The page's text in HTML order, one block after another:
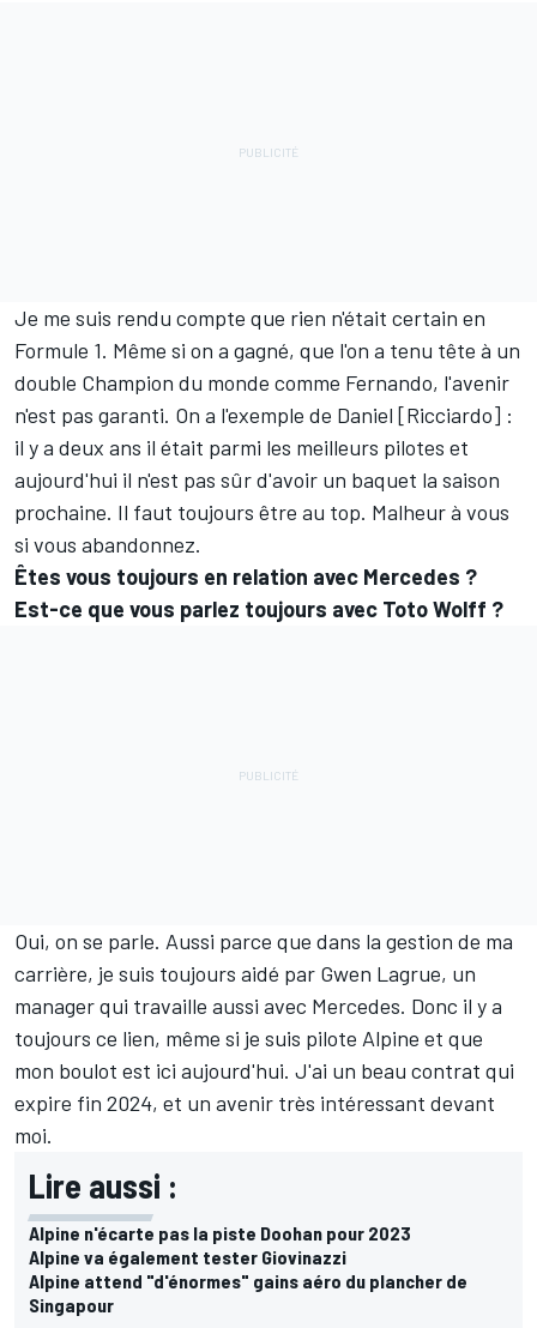
Je me suis rendu compte que rien n'était certain en
Formule 1. Même si on a gagné, que l'on a tenu tête à un
double Champion du monde comme Fernando, l'avenir
n'est pas garanti. On a l'exemple de Daniel [Ricciardo] :
il y a deux ans il était parmi les meilleurs pilotes et
aujourd'hui il n'est pas sûr d'avoir un baquet la saison
prochaine. Il faut toujours être au top. Malheur à vous
si vous abandonnez.
Êtes vous toujours en relation avec Mercedes ?
Est-ce que vous parlez toujours avec Toto Wolff ?
Oui, on se parle. Aussi parce que dans la gestion de ma
carrière, je suis toujours aidé par Gwen Lagrue, un
manager qui travaille aussi avec Mercedes. Donc il y a
toujours ce lien, même si je suis pilote Alpine et que
mon boulot est ici aujourd'hui. J'ai un beau contrat qui
expire fin 2024, et un avenir très intéressant devant
moi.
Lire aussi :
Alpine n'écarte pas la piste Doohan pour 2023
Alpine va également tester Giovinazzi
Alpine attend "d'énormes" gains aéro du plancher de
Singapour